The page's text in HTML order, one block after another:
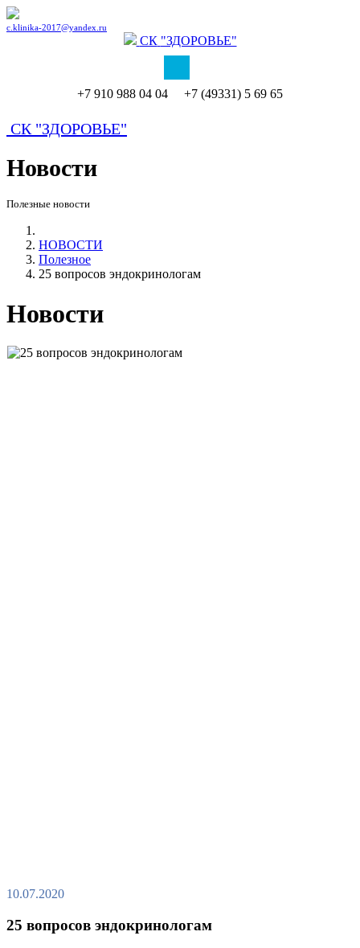
c.klinika-2017@yandex.ru
СК "ЗДОРОВЬЕ"
+7 910 988 04 04 +7 (49331) 5 69 65
СК "ЗДОРОВЬЕ"
Новости
Полезные новости
НОВОСТИ
Полезное
25 вопросов эндокринологам
Новости
10.07.2020
25 вопросов эндокринологам